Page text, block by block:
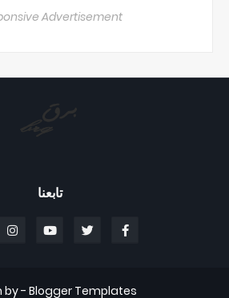
Advertisement
تابعنا
by - Blogger Templates